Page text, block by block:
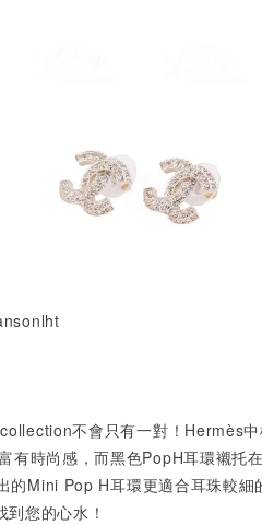
不會只有一對！Hermès
有時尚感，而黑色PopH耳環襯托在
的Mini Pop H耳環更適合耳珠較細
您的心水！